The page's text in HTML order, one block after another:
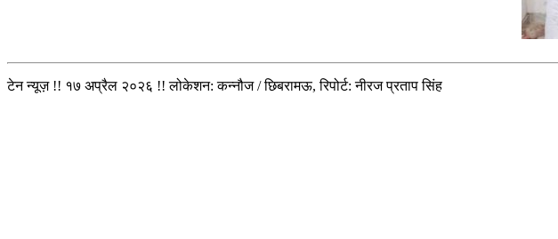
टेन न्यूज़ !! १७ अप्रैल २०२६ !! लोकेशन:कन्नौज/छिबरामऊ,रिपोर्ट: नीरज प्रताप सिंह